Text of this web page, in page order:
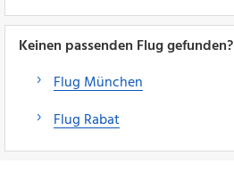
Keinen passenden Flug gefunden?
Flug München
Flug Rabat